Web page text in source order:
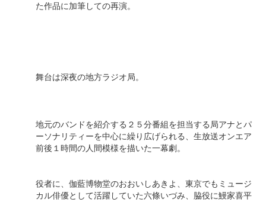
た作品に加筆しての再演。
舞台は深夜の地方ラジオ局。
地元のバンドを紹介する２５分番組を担当する局アナとパ
ーソナリティーを中心に繰り広げられる、生放送オンエア
前後１時間の人間模様を描いた一幕劇。
役者に、伽藍博物堂のおおいしあきよ、東京でもミュージ
カル俳優として活躍していた六條いづみ、脇役に鰻家喜平